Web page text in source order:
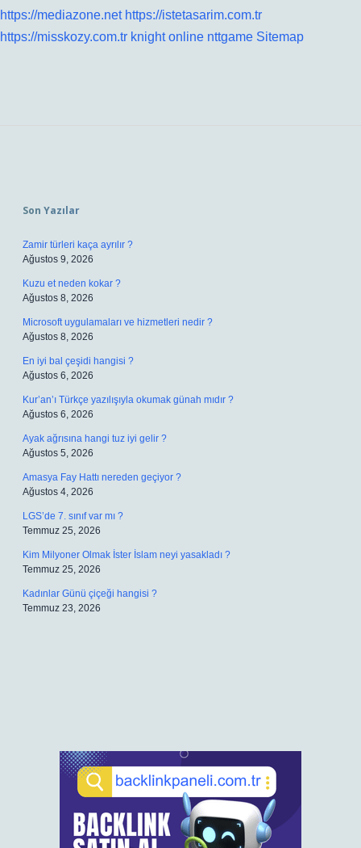
https://mediazone.net https://istetasarim.com.tr
https://misskozy.com.tr knight online nttgame Sitemap
Son Yazılar
Zamir türleri kaça ayrılır ?
Ağustos 9, 2026
Kuzu et neden kokar ?
Ağustos 8, 2026
Microsoft uygulamaları ve hizmetleri nedir ?
Ağustos 8, 2026
En iyi bal çeşidi hangisi ?
Ağustos 6, 2026
Kur’an’ı Türkçe yazılışıyla okumak günah mıdır ?
Ağustos 6, 2026
Ayak ağrısına hangi tuz iyi gelir ?
Ağustos 5, 2026
Amasya Fay Hattı nereden geçiyor ?
Ağustos 4, 2026
LGS’de 7. sınıf var mı ?
Temmuz 25, 2026
Kim Milyoner Olmak İster İslam neyi yasakladı ?
Temmuz 25, 2026
Kadınlar Günü çiçeği hangisi ?
Temmuz 23, 2026